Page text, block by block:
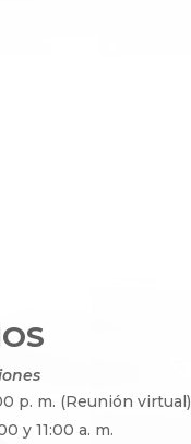
p. m. (Reunión virtual)
y 11:00 a. m.